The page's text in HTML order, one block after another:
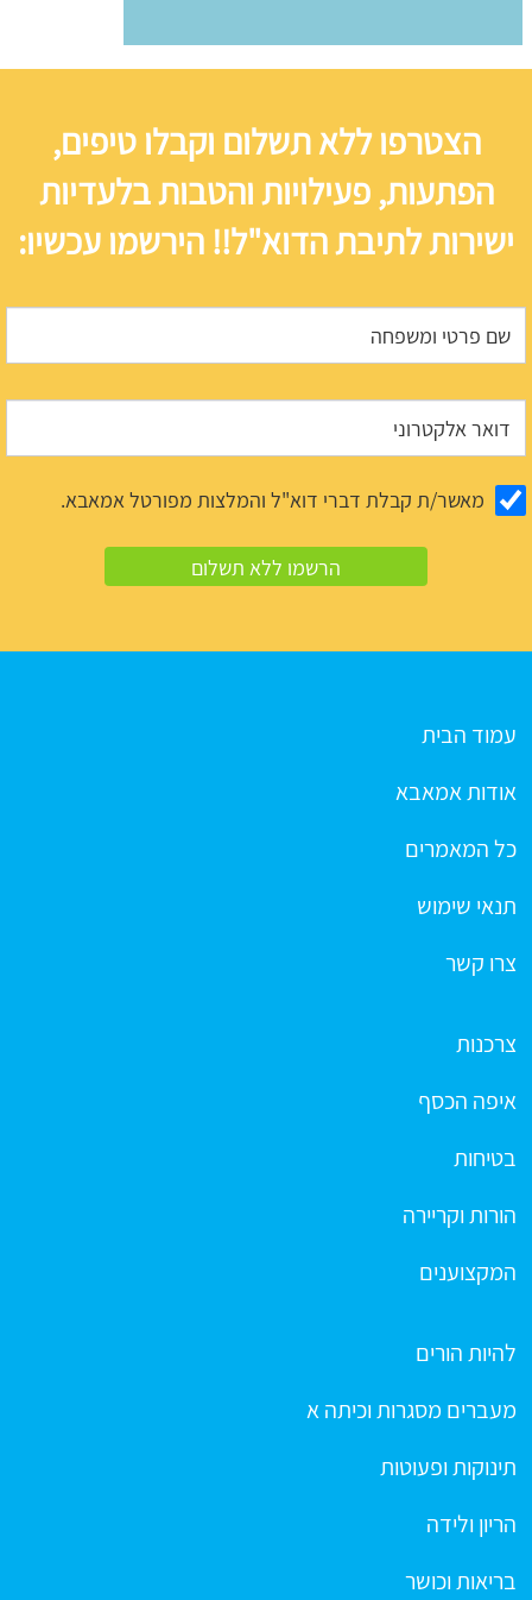
הצטרפו ללא תשלום וקבלו טיפים,
הפתעות, פעילויות והטבות בלעדיות
ישירות לתיבת הדוא"ל!! הירשמו עכשיו:
מאשר/ת קבלת דברי דוא"ל והמלצות מפורטל אמאבא.
עמוד הבית
אודות אמאבא
כל המאמרים
תנאי שימוש
צרו קשר
צרכנות
איפה הכסף
בטיחות
הורות וקריירה
המקצוענים
להיות הורים
מעברים מסגרות וכיתה א
תינוקות ופעוטות
הריון ולידה
בריאות וכושר